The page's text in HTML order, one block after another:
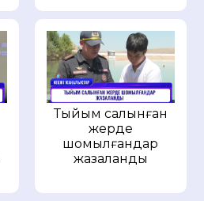
Тыйым салынған
жерде
шомылғандар
жазаланды